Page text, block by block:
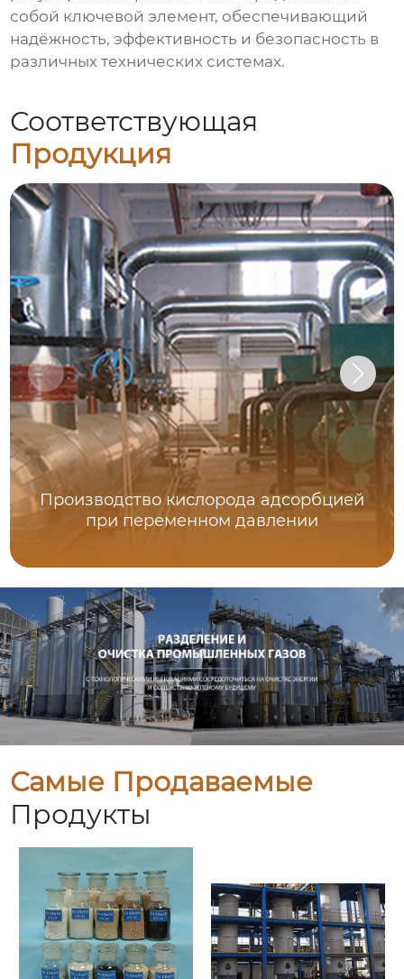
собой ключевой элемент, обеспечивающий
надёжность, эффективность и безопасность в
различных технических системах.
Соответствующая
Продукция
Производство кислорода адсорбцией
при переменном давлении
Самые Продаваемые
Продукты